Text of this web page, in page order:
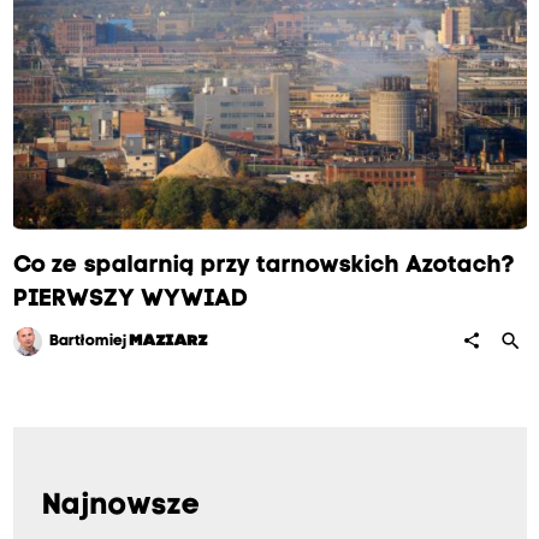
Co ze spalarnią przy tarnowskich Azotach?
PIERWSZY WYWIAD
Bartłomiej MAZIARZ share search
Najnowsze